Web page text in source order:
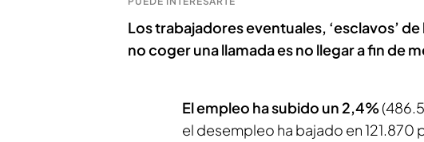
Los trabajadores eventuales, ‘esclavos’
no coger una llamada es no llegar a fin de
El empleo ha subido un 2,4%
el desempleo ha bajado en 121.870